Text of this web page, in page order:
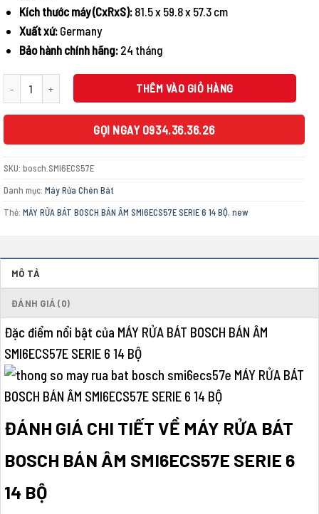
Kích thước máy (CxRxS): 81.5 x 59.8 x 57.3 cm
Xuất xứ: Germany
Bảo hành chính hãng: 24 tháng
MÁY RỬA BÁT BOSCH BÁN ÂM SMI6ECS57E SERIE 6 14 BỘ số lượng
THÊM VÀO GIỎ HÀNG
GỌI NGAY 0934.36.36.26
SKU: bosch.SMI6ECS57E
Danh mục: Máy Rửa Chén Bát
Thẻ: MÁY RỬA BÁT BOSCH BÁN ÂM SMI6ECS57E SERIE 6 14 BỘ, new
MÔ TẢ
ĐÁNH GIÁ (0)
Đặc điểm nổi bật của MÁY RỬA BÁT BOSCH BÁN ÂM
SMI6ECS57E SERIE 6 14 BỘ
ĐÁNH GIÁ CHI TIẾT VỀ MÁY RỬA BÁT
BOSCH BÁN ÂM SMI6ECS57E SERIE 6
14 BỘ